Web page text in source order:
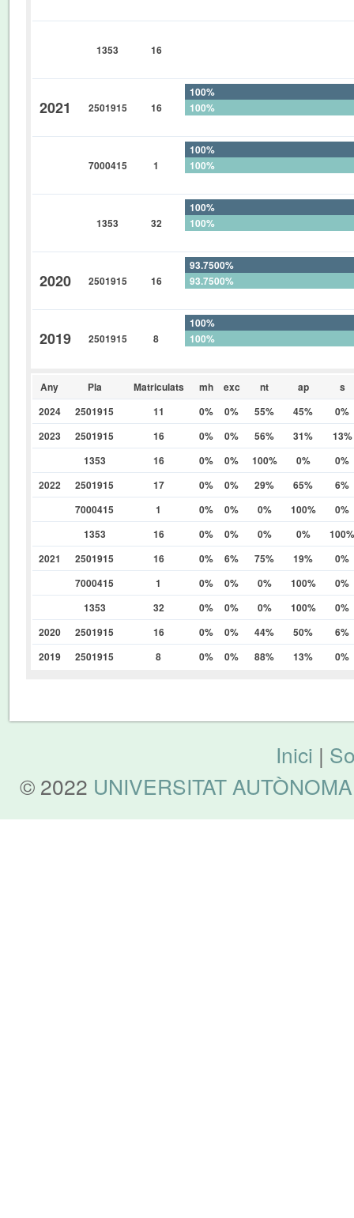
1353 16
2021 2501915 16
100%
100%
7000415 1
100%
100%
1353 32
100%
100%
2020 2501915 16
93.7500%
93.7500%
2019 2501915 8
100%
100%
Any Pla Matriculats mh exc nt ap
s
2024
2501915 11 0% 0% 55% 45%
0%
2023
2501915 16 0% 0% 56% 31%
13%
1353
16 0% 0% 100% 0%
0%
2022
2501915 17 0% 0% 29% 65%
6%
7000415
1 0% 0% 0% 100%
0%
1353
16 0% 0% 0% 0%
100%
2021
2501915 16 0% 6% 75% 19%
0%
7000415
1 0% 0% 0% 100%
0%
1353
32 0% 0% 0% 100%
0%
2020
2501915 16 0% 0% 44% 50%
6%
2019
2501915 8 0% 0% 88% 13% 0%
Inici |
© 2022 UNIVERSITAT